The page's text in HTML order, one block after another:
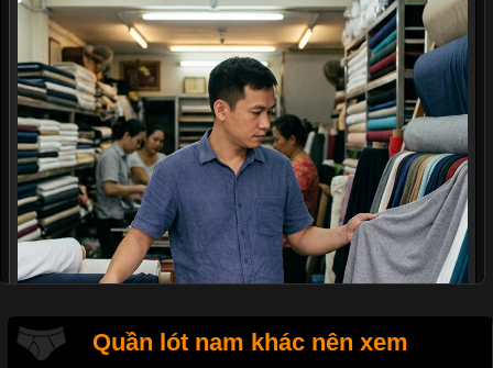
Quần lót nam khác nên xem
Mẫu quần short quần lót nam nữ hè thu 2017